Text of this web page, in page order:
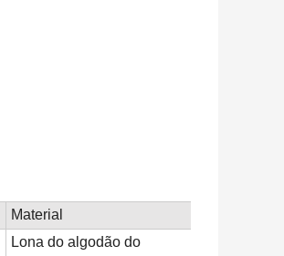
Material
Lona do algodão do